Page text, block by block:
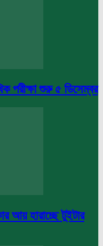
পরীক্ষা শুরু ৫ ডিসেম্বর
আয় হারাচ্ছে টুইটার